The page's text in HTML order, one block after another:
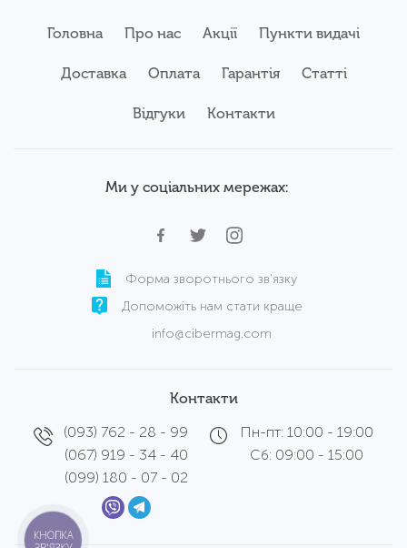
Головна Про нас Акції Пункти видачі
Доставка Оплата Гарантія Статті
Відгуки Контакти
Ми у соціальних мережах:
Форма зворотнього зв'язку
Допоможіть нам стати краще
info@cibermag.com
Контакти
(093) 762 - 28 - 99
(067) 919 - 34 - 40
(099) 180 - 07 - 02
Пн-пт: 10:00 - 19:00
Сб: 09:00 - 15:00
КНОПКА